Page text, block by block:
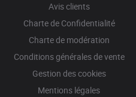
Avis clients
Charte de Confidentialité
Charte de modération
Conditions générales de vente
Gestion des cookies
Mentions légales